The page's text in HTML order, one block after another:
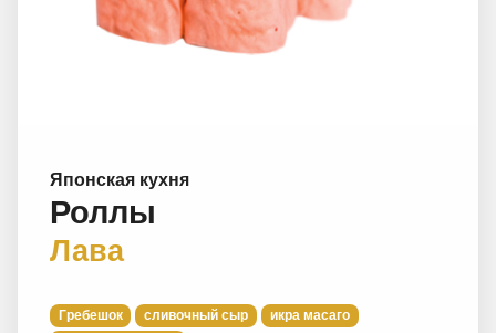
Японская кухня
Роллы
Лава
Гребешок сливочный сыр
икра масаго